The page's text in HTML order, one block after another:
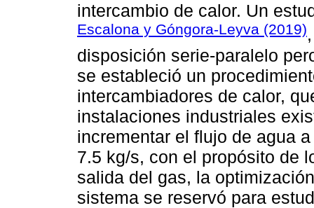
intercambio de calor. Un
Escalona y Góngora-Leyva (2019)
disposición serie-paralelo
se estableció un
intercambiadores de calor,
instalaciones industriales
incrementar el flujo de agua
7.5 kg/s, con el propósito de
salida del gas, la
sistema se reservó para